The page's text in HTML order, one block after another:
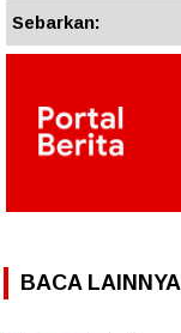
Sebarkan:
BACA LAINNYA